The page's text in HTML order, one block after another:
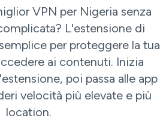
VPN per Nigeria senza
L'estensione di
per proteggere la tua
ai contenuti. Inizia
poi passa alle app
velocità più elevate e più
location.